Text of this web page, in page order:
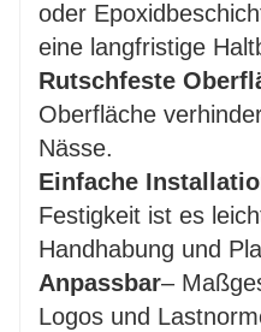
oder
eine langfristige
Rutschfeste
Oberfläche
Nässe.
Einfache
Festigkeit ist es
Handhabung und
Anpassbar–
Logos und